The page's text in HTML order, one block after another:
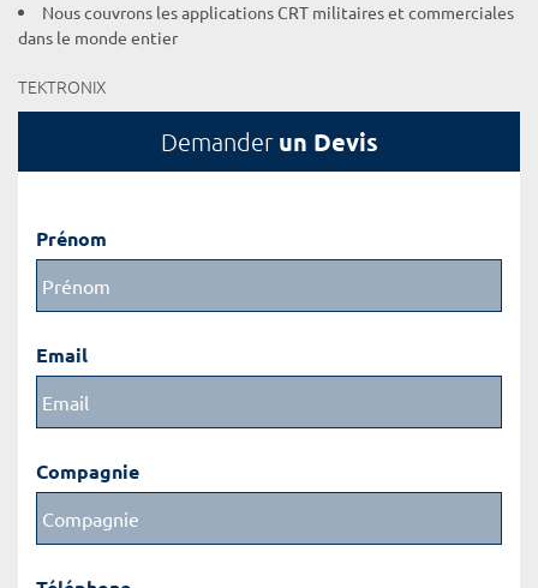
Nous couvrons les applications CRT militaires et commerciales
dans le monde entier
TEKTRONIX
Demander un Devis
Prénom
Email
Compagnie